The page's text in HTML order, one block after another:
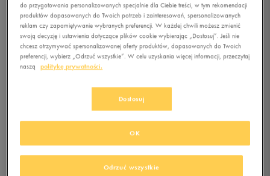
UMBRO RUNNER
0.0( 0)
29,99 złz Vat
KLUBIE 50 STYLE
Produkt niedostępny
Jeśli artykuł będzie ponownie dostępny, otrzymasz od nas powiadomienie.
do przygotowania personalizowanych specjalnie dla Ciebie treści, w tym rekomendacji
produktów dopasowanych do Twoich potrzeb i zainteresowań, spersonalizowanych
reklam czy zapamiętywanie wybranych preferencji. W każdej chwili możesz zmienić
swoją decyzję i ustawienia dotyczące plików cookie wybierając „Dostosuj”. Jeśli nie
chcesz otrzymywać spersonalizowanej oferty produktów, dopasowanych do Twoich
preferencji, wybierz „Odrzuć wszystkie”. W celu uzyskania więcej informacji, przeczytaj
naszą
politykę prywatności.
Dostosuj
Odrzuć wszystkie
OK